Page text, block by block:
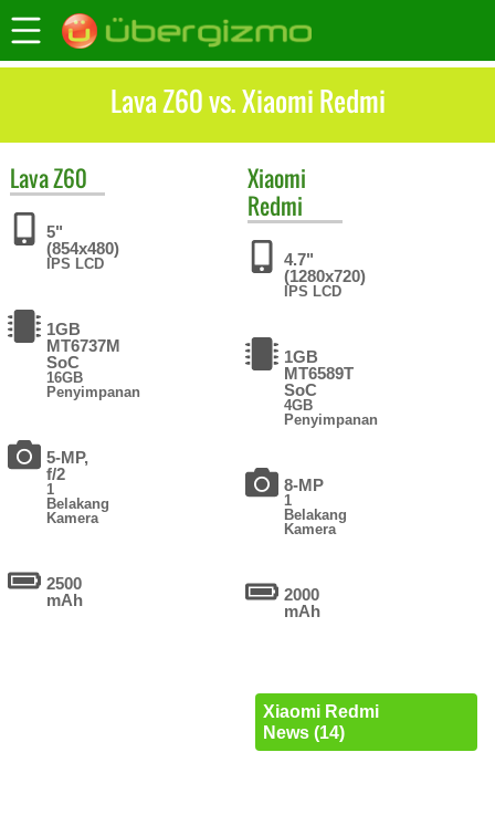
Lava Z60 vs. Xiaomi Redmi
LavaZ60
5"
(854x480)
IPS LCD
1GB
MT6737M
SoC
16GB
Penyimpanan
5-MP,
f/2
1
Belakang
Kamera
2500
mAh
Xiaomi
Redmi
4.7"
(1280x720)
IPS LCD
1GB
MT6589T
SoC
4GB
Penyimpanan
8-MP
1
Belakang
Kamera
2000
mAh
Xiaomi Redmi
News (14)